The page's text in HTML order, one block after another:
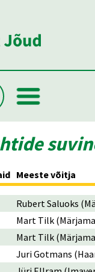
Meeste võitja
Rubert
Mart Tilk
Mart Tilk
Juri Gotmans